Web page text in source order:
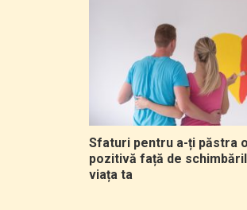
Sfaturi pentru a-ți păstra
pozitivă față de
viața ta